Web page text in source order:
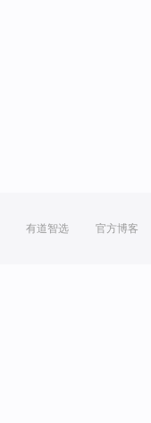
有道智选 官方博客